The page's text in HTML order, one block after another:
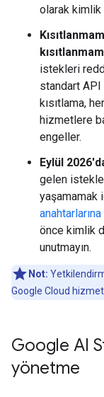
olarak kimlik
istekleri
standart API
kısıtlama,
hizmetlere
engeller.
Eylül
gelen
yaşamamak
önce kimlik
unutmayın.
Not:
Google Cloud
Google AI
yönetme